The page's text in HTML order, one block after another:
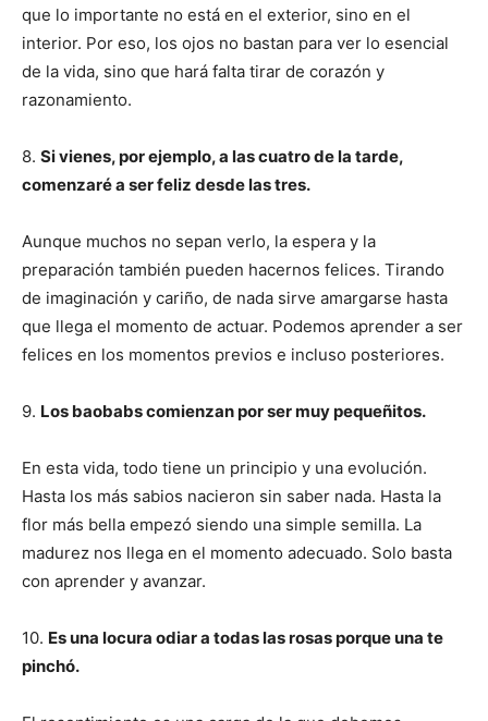
que lo importante no está en el exterior, sino en el
interior. Por eso, los ojos no bastan para ver lo esencial
de la vida, sino que hará falta tirar de corazón y
razonamiento.
8. Si vienes, por ejemplo, a las cuatro de la tarde,
comenzaré a ser feliz desde las tres.
Aunque muchos no sepan verlo, la espera y la
preparación también pueden hacernos felices. Tirando
de imaginación y cariño, de nada sirve amargarse hasta
que llega el momento de actuar. Podemos aprender a ser
felices en los momentos previos e incluso posteriores.
9. Los baobabs comienzan por ser muy pequeñitos.
En esta vida, todo tiene un principio y una evolución.
Hasta los más sabios nacieron sin saber nada. Hasta la
flor más bella empezó siendo una simple semilla. La
madurez nos llega en el momento adecuado. Solo basta
con aprender y avanzar.
10. Es una locura odiar a todas las rosas porque una te
pinchó.